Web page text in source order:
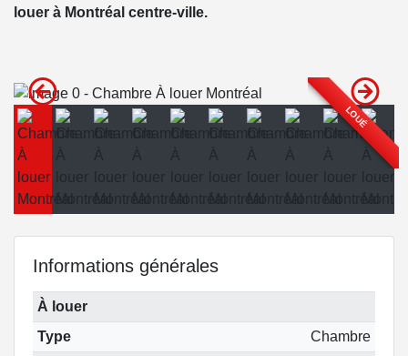
louer à Montréal centre-ville.
LOUÉ
Informations générales
À louer
Type
Chambre